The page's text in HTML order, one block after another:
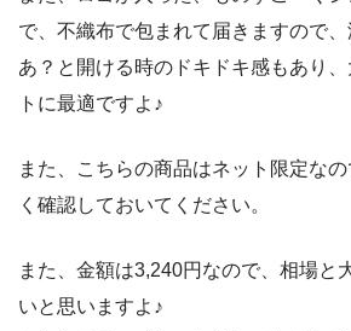
で、不織布で包まれて届きますので
あ？と開ける時のドキドキ感もあり
トに最適ですよ♪
また、こちらの商品はネット限定な
く確認しておいてください。
また、金額は3,240円なので、相場と
いと思いますよ♪